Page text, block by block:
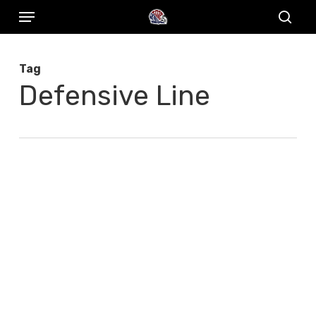
Skip
content
Menu
Tag
Defensive Line